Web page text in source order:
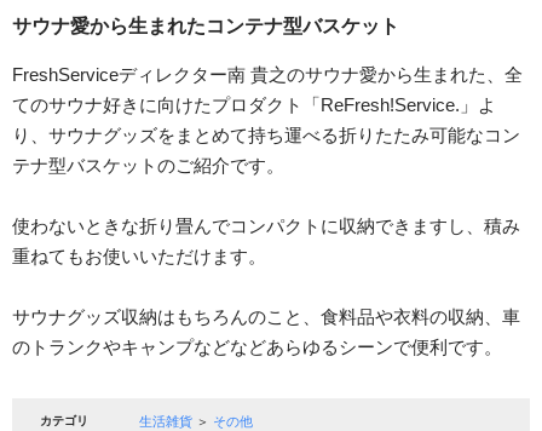
サウナ愛から生まれたコンテナ型バスケット
FreshServiceディレクター南 貴之のサウナ愛から生まれた、全
てのサウナ好きに向けたプロダクト「ReFresh!Service.」よ
り、サウナグッズをまとめて持ち運べる折りたたみ可能なコン
テナ型バスケットのご紹介です。
使わないときな折り畳んでコンパクトに収納できますし、積み
重ねてもお使いいただけます。
サウナグッズ収納はもちろんのこと、食料品や衣料の収納、車
のトランクやキャンプなどなどあらゆるシーンで便利です。
カテゴリ 生活雑貨 ＞ その他